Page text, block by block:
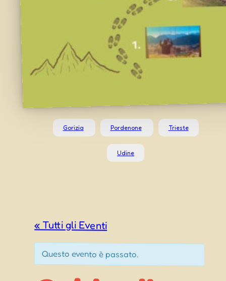
Gorizia Pordenone Trieste
Udine
« Tutti gli Eventi
Questo evento è passato.